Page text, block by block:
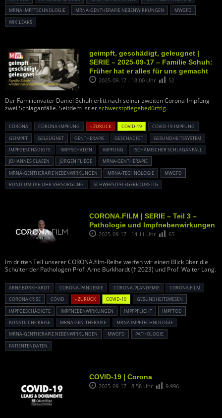
MRNA IMPFTECHNOLOGIE
MRNA-GENTHERAPIE NEBENWIRKUNGEN
MWGFD
WIKILEAKS
geimpft, geschädigt, geleugnet |
SERIE – 2025-09-17 – Familie Schuh:
Früher hat er alles für uns gemacht
2025-09-17 - 18:00 Uhr 52
Der Familienvater Daniel Schuh erlitt nach seiner zweiten Corona-Impfung
zwei Schlaganfälle. Seitdem ist erschwerstpflegebedürftig.
CORONA CORONA-IMPFUNG « ZURÜCK COVID-19
COVID-19-IMPFUNG
GEIMPFT
GELEUGNET GENTHERAPIE GESCHÄDIGT
GESUNDHEITSSYSTEM
IMPFGESCHÄDIGTE
IMPFSCHADEN IMPFUNG
ISCHÄMISCHER SCHLAGANFALL
JOHANNES CLASEN
JÜRGEN FLIEGE
MRNA-GENTHERAPIE
MRNA-GENTHERAPIE NEBENWIRKUNGEN
MRNA-TECHNOLOGIE
MWGFD
RUND-UM-DIE-UHR-VERSORGUNG
SCHWERSTPFLEGEBEDÜRFTIG
CORONA.FILM | SERIE – Teil 3 –
Pathologie und Impfnebenwirkungen
2025-09-17 - 14:11 Uhr 65
Im dritten Teil unserer CORONA.film-Reihe werfen wir einen Blick über die
Schulter der Pathologen Prof. Arne Burkhardt († 2023) und Prof. Walter Lang.
ARNE BURKHARDT CORONA-PANDEMIE CORONA-PLANDEMIE
CORONA.FILM
CORONAKRISE
COVID « ZURÜCK COVID-19
GESUNDHEITSWESEN
IMPFGESCHÄDIGTE
IMPFNEBENWIRKUNGEN IMPFPFLICHT
IMPFTOD
KÜNSTLICHE KRISE
MRNA GEN-THERAPIE
MRNA IMPFTECHNOLOGIE
MRNA-GENTHERAPIE NEBENWIRKUNGEN
MWGFD
PATHOLOGIE
PATIENTENDATEN
COVID-19 | Corona
2025-09-17 - 8:58 Uhr 9.996